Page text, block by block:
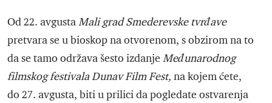
Od 22. avgustaMali grad Smederevske tvrđave
pretvara se u bioskop na otvorenom, s obzirom na to
da se tamo održava šesto izdanje Međunarodnog
filmskog festivalaDunav Film Fest, na kojem ćete,
do 27. avgusta, biti u prilici da pogledate ostvarenja